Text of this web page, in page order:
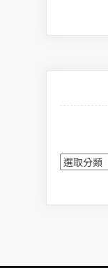
所
有
章